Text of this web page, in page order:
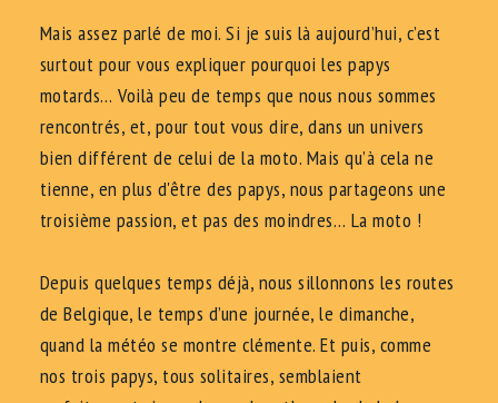
Mais assez parlé de moi. Si je suis là aujourd’hui, c’est
surtout pour vous expliquer pourquoi les papys
motards… Voilà peu de temps que nous nous sommes
rencontrés, et, pour tout vous dire, dans un univers
bien différent de celui de la moto. Mais qu’à cela ne
tienne, en plus d'être des papys, nous partageons une
troisième passion, et pas des moindres… La moto !
Depuis quelques temps déjà, nous sillonnons les routes
de Belgique, le temps d’une journée, le dimanche,
quand la météo se montre clémente. Et puis, comme
nos trois papys, tous solitaires, semblaient